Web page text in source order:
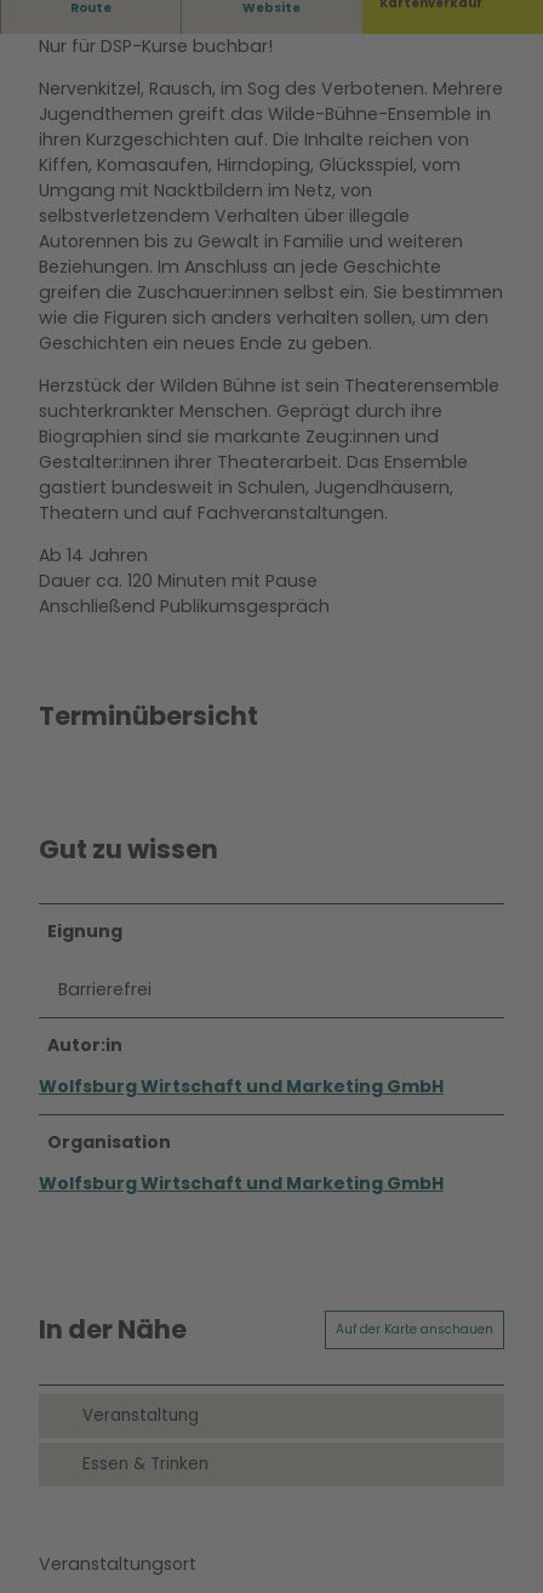
Route Website
Nur für DSP-Kurse buchbar!
Nervenkitzel, Rausch, im Sog des Verbotenen. Mehrere
Jugendthemen greift das Wilde-Bühne-Ensemble in
ihren Kurzgeschichten auf. Die Inhalte reichen von
Kiffen, Komasaufen, Hirndoping, Glücksspiel, vom
Umgang mit Nacktbildern im Netz, von
selbstverletzendem Verhalten über illegale
Autorennen bis zu Gewalt in Familie und weiteren
Beziehungen. Im Anschluss an jede Geschichte
greifen die Zuschauer:innen selbst ein. Sie bestimmen
wie die Figuren sich anders verhalten sollen, um den
Geschichten ein neues Ende zu geben.
Herzstück der Wilden Bühne ist sein Theaterensemble
sucht­erkrankter Menschen. Geprägt durch ihre
Biographien sind sie markante Zeug:innen und
Gestalter:innen ihrer Theaterarbeit. Das Ensemble
gastiert bundesweit in Schulen, Jugendhäusern,
Theatern und auf Fachveranstaltungen.
Ab 14 Jahren
Dauer ca. 120 Minuten mit Pause
Anschließend Publikumsgespräch
Terminübersicht
Gut zu wissen
Eignung
Barrierefrei
Autor:in
Wolfsburg Wirtschaft und Marketing GmbH
Organisation
Wolfsburg Wirtschaft und Marketing GmbH
In der Nähe Auf der Karte anschauen
Veranstaltung
Essen & Trinken
Veranstaltungsort